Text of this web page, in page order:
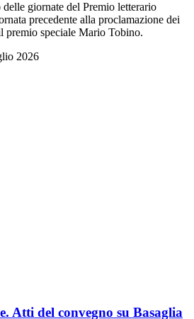
giornate del Premio letterario
precedente alla proclamazione dei
premio speciale Mario Tobino.
2026
Atti del convegno su Basaglia